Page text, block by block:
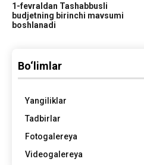
1-fevraldan Tashabbusli
budjetning birinchi mavsumi
boshlanadi
Bo‘limlar
Yangiliklar
Tadbirlar
Fotogalereya
Videogalereya